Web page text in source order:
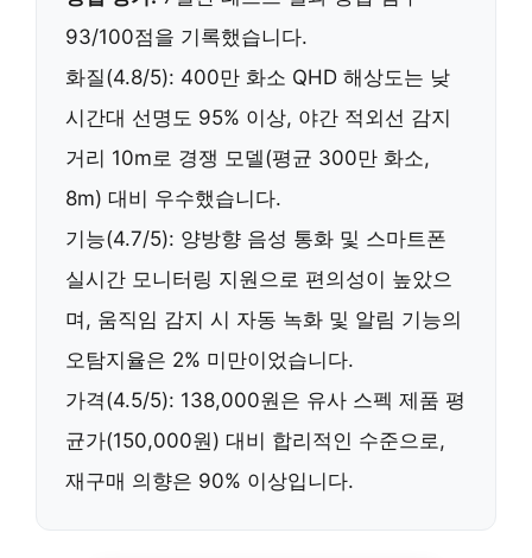
93/100점을 기록했습니다.
화질(4.8/5): 400만 화소 QHD 해상도는 낮
시간대 선명도 95% 이상, 야간 적외선 감지
거리 10m로 경쟁 모델(평균 300만 화소,
8m) 대비 우수했습니다.
기능(4.7/5): 양방향 음성 통화 및 스마트폰
실시간 모니터링 지원으로 편의성이 높았으
며, 움직임 감지 시 자동 녹화 및 알림 기능의
오탐지율은 2% 미만이었습니다.
가격(4.5/5): 138,000원은 유사 스펙 제품 평
균가(150,000원) 대비 합리적인 수준으로,
재구매 의향은 90% 이상입니다.